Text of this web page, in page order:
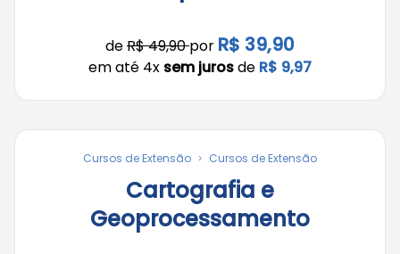
deR$ 49,90por R$ 39,90
em até 4x sem jurosde R$ 9,97
Cursos de Extensão Cursos de Extensão
Cartografia e
Geoprocessamento